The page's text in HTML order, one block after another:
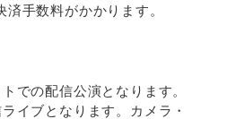
手数料がかかります。
での配信公演となります。
イブとなります。カメラ・